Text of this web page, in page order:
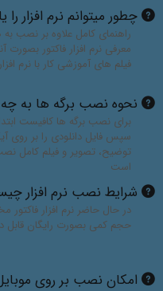
چطور میتوانم نرم افزار را
راهنمای کامل علاوه بر نصب به
معرفی نرم افزار فاکتور
فیلم های آموزشی کار با نرم
نحوه نصب برگه ها به
برای نصب برگه ها کافیست
سپس فایل دانلودی را بر روی
توضیح، تصویر و فیلم کامل
است
شرایط نصب نرم افزار
در حال حاضر نرم افزار
حجم کمی بصورت رایگان قابل
امکان نصب بر روی